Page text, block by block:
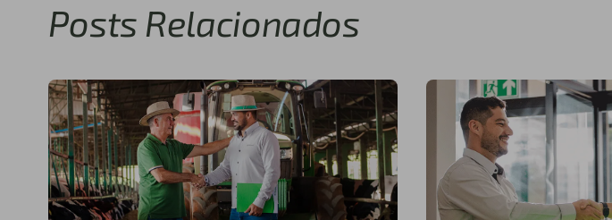
Posts Relacionados